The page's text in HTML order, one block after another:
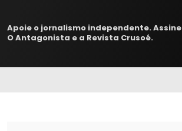
Apoie o jornalismo independente. Assine
O Antagonista e a Revista Crusoé.